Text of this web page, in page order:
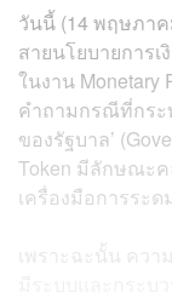
วันนี้ (14 พฤษภา
สายนโยบายการ
ในงาน Monetary
คำถามกรณีที่กระ
ของรัฐบาล’
Token มีลักษณะ
เครื่องมือการระ
เพราะฉะนั้น คว